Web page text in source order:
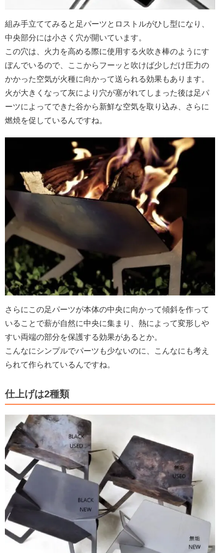
組み手立ててみると足パーツとロストルがひし型になり、
中央部分には小さく穴が開いています。
この穴は、火力を高める際に使用する火吹き棒のようにす
ぼんでいるので、ここからフーッと吹けば少しだけ圧力の
かかった空気が火種に向かって送られる効果もあります。
火が大きくなって灰により穴が塞がれてしまった後は足パ
ーツによってできた谷から新鮮な空気を取り込み、さらに
燃焼を促しているんですね。
さらにこの足パーツが本体の中央に向かって傾斜を作って
いることで薪が自然に中央に集まり、熱によって変形しや
すい両端の部分を保護する効果があるとか。
こんなにシンプルでパーツも少ないのに、こんなにも考え
られて作られているんですね。
仕上げは2種類